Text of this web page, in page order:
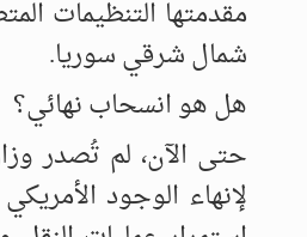
مقدمتها التنظيمات
شمال شرقي سوريا.
هل هو انسحاب نهائي؟
حتى الآن، لم تُصدر
لإنهاء الوجود